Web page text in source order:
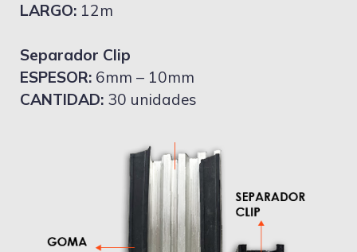
LARGO: 12m
Separador Clip
ESPESOR: 6mm – 10mm
CANTIDAD: 30 unidades